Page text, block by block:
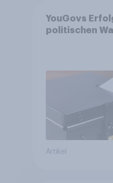
YouGovs
politischen
Artikel